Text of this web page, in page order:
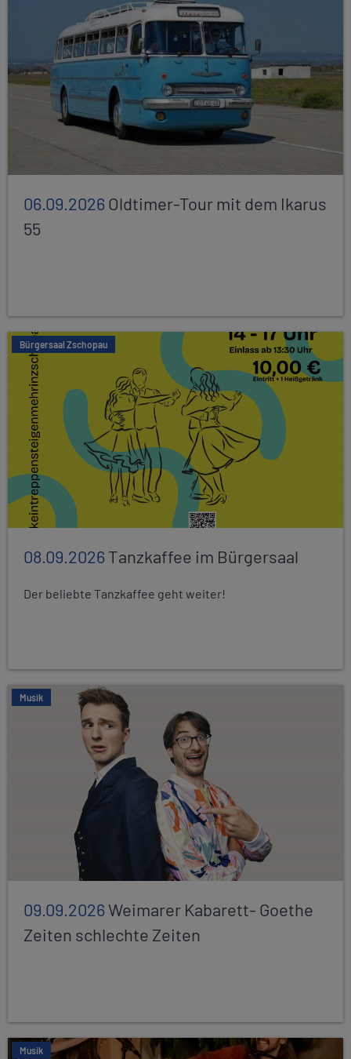
06.09.2026Oldtimer-Tour mit dem Ikarus
55
Bürgersaal Zschopau
08.09.2026Tanzkaffee im Bürgersaal
Der beliebte Tanzkaffee geht weiter!
Musik
09.09.2026Weimarer Kabarett- Goethe
Zeiten schlechte Zeiten
Musik